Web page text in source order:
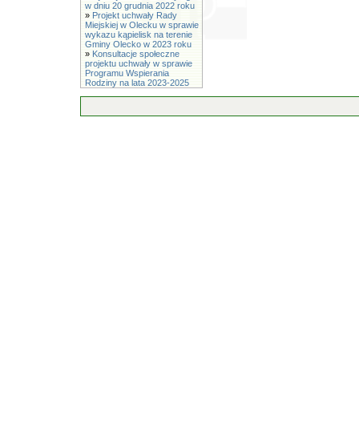
w dniu 20 grudnia 2022 roku
» Projekt uchwały Rady
Miejskiej w Olecku w sprawie
wykazu kąpielisk na terenie
Gminy Olecko w 2023 roku
» Konsultacje społeczne
projektu uchwały w sprawie
Programu Wspierania
Rodziny na lata 2023-2025